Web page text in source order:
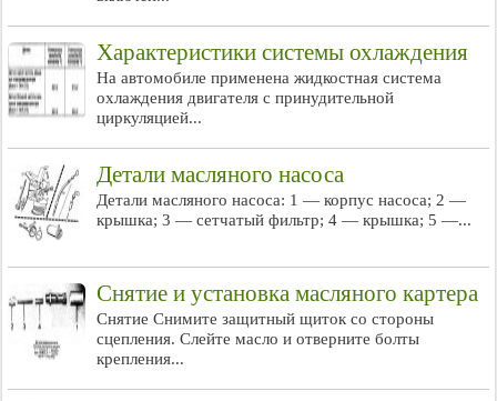
Характеристики системы охлаждения
На автомобиле применена жидкостная система
охлаждения двигателя с принудительной
циркуляцией...
Детали масляного насоса
Детали масляного насоса: 1 — корпус насоса; 2 —
крышка; 3 — сетчатый фильтр; 4 — крышка; 5 —...
Снятие и установка масляного картера
Снятие Снимите защитный щиток со стороны
сцепления. Слейте масло и отверните болты
крепления...